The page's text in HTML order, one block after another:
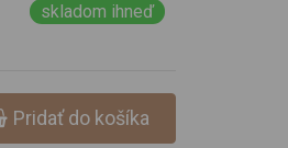
skladom ihneď
Pridať do košíka